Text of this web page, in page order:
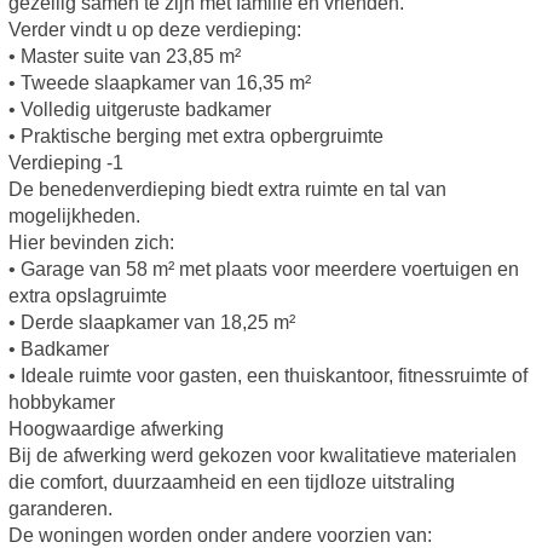
Verder vindt u op deze verdieping:
• Master suite van 23,85 m²
• Tweede slaapkamer van 16,35 m²
• Volledig uitgeruste badkamer
• Praktische berging met extra opbergruimte
Verdieping -1
De benedenverdieping biedt extra ruimte en tal van
mogelijkheden.
Hier bevinden zich:
• Garage van 58 m² met plaats voor meerdere voertuigen en
extra opslagruimte
• Derde slaapkamer van 18,25 m²
• Badkamer
• Ideale ruimte voor gasten, een thuiskantoor, fitnessruimte of
hobbykamer
Hoogwaardige afwerking
Bij de afwerking werd gekozen voor kwalitatieve materialen
die comfort, duurzaamheid en een tijdloze uitstraling
garanderen.
De woningen worden onder andere voorzien van: